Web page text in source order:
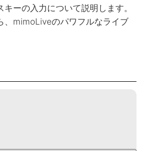
ーの入力について説明します。
、mimoLiveのパワフルなライブ